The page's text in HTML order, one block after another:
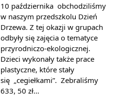
10 października obchodziliśmy
w naszym przedszkolu Dzień
Drzewa. Z tej okazji w grupach
odbyły się zajęcia o tematyce
przyrodniczo-ekologicznej.
Dzieci wykonały także prace
plastyczne, które stały
się „cegiełkami”. Zebraliśmy
633, 50 zł…